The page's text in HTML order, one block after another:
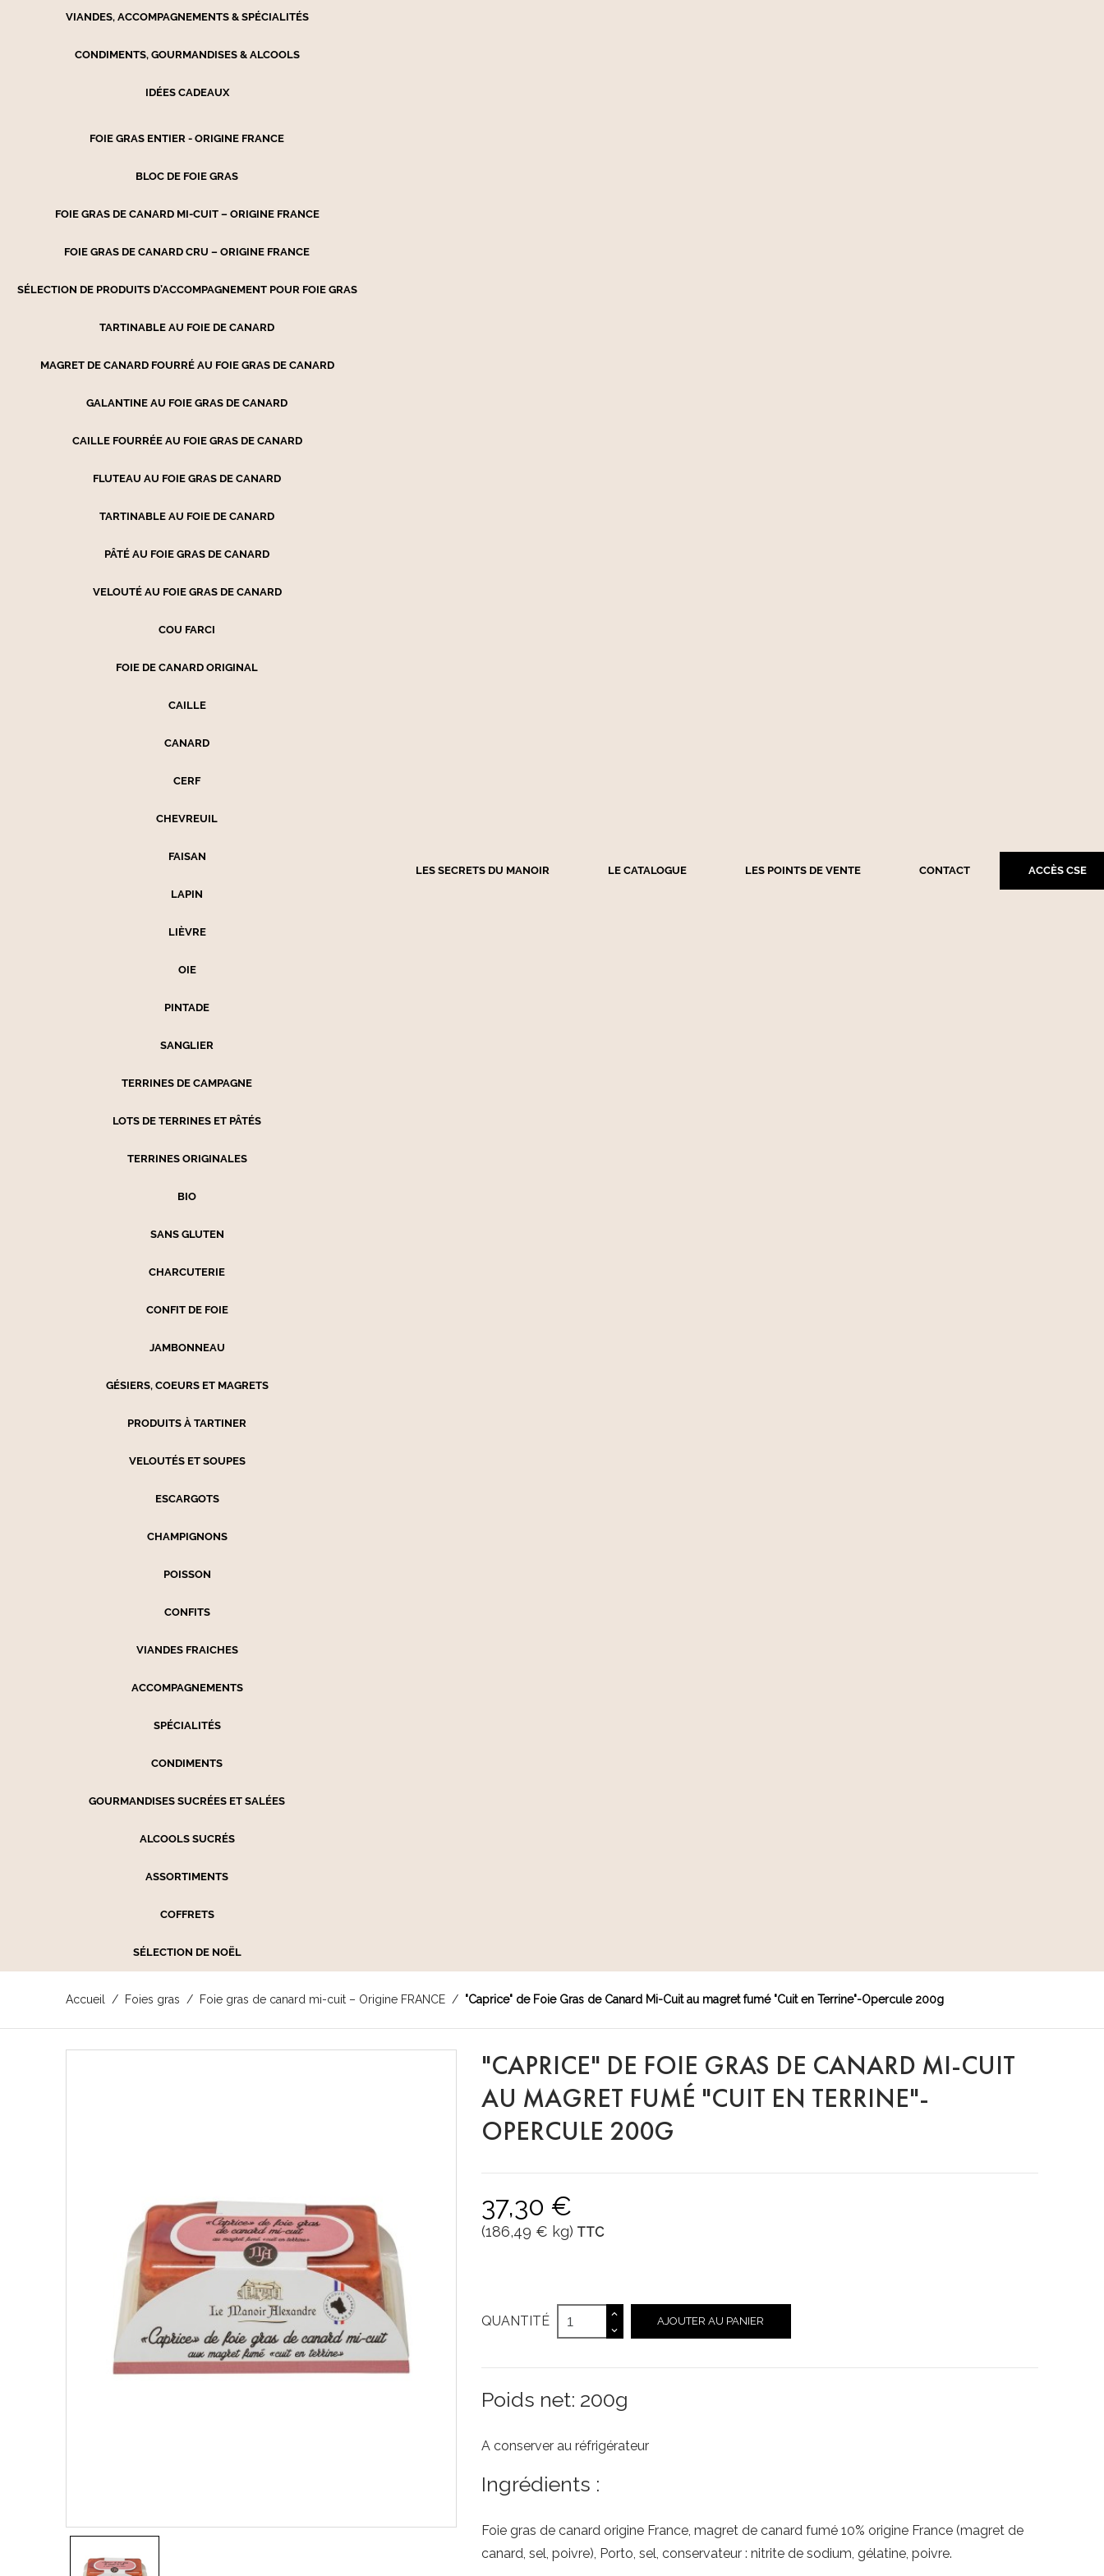
VIANDES, ACCOMPAGNEMENTS & SPÉCIALITÉS
CONDIMENTS, GOURMANDISES & ALCOOLS
IDÉES CADEAUX
FOIE GRAS ENTIER - ORIGINE FRANCE
BLOC DE FOIE GRAS
FOIE GRAS DE CANARD MI-CUIT – ORIGINE FRANCE
FOIE GRAS DE CANARD CRU – ORIGINE FRANCE
SÉLECTION DE PRODUITS D’ACCOMPAGNEMENT POUR FOIE GRAS
TARTINABLE AU FOIE DE CANARD
MAGRET DE CANARD FOURRÉ AU FOIE GRAS DE CANARD
GALANTINE AU FOIE GRAS DE CANARD
CAILLE FOURRÉE AU FOIE GRAS DE CANARD
FLUTEAU AU FOIE GRAS DE CANARD
TARTINABLE AU FOIE DE CANARD
PÂTÉ AU FOIE GRAS DE CANARD
VELOUTÉ AU FOIE GRAS DE CANARD
COU FARCI
FOIE DE CANARD ORIGINAL
CAILLE
CANARD
CERF
CHEVREUIL
FAISAN
LAPIN
LIÈVRE
OIE
PINTADE
SANGLIER
TERRINES DE CAMPAGNE
LOTS DE TERRINES ET PÂTÉS
TERRINES ORIGINALES
BIO
SANS GLUTEN
CHARCUTERIE
CONFIT DE FOIE
JAMBONNEAU
GÉSIERS, COEURS ET MAGRETS
PRODUITS À TARTINER
VELOUTÉS ET SOUPES
ESCARGOTS
CHAMPIGNONS
POISSON
CONFITS
VIANDES FRAICHES
ACCOMPAGNEMENTS
SPÉCIALITÉS
CONDIMENTS
GOURMANDISES SUCRÉES ET SALÉES
ALCOOLS SUCRÉS
ASSORTIMENTS
COFFRETS
SÉLECTION DE NOËL
LES SECRETS DU MANOIR LE CATALOGUE LES POINTS DE VENTE CONTACT ACCÈS CSE
Accueil Foies gras Foie gras de canard mi-cuit – Origine FRANCE "Caprice" de Foie Gras de Canard Mi-Cuit au magret fumé "Cuit en Terrine"-Opercule 200g
"CAPRICE" DE FOIE GRAS DE CANARD MI-CUIT
AU MAGRET FUMÉ "CUIT EN TERRINE"-
OPERCULE 200G
37,30 €
(186,49 € kg) TTC
QUANTITÉ AJOUTER AU PANIER
Poids net: 200g
A conserver au réfrigérateur
Ingrédients :
Foie gras de canard origine France, magret de canard fumé 10% origine France (magret de
canard, sel, poivre), Porto, sel, conservateur : nitrite de sodium, gélatine, poivre.